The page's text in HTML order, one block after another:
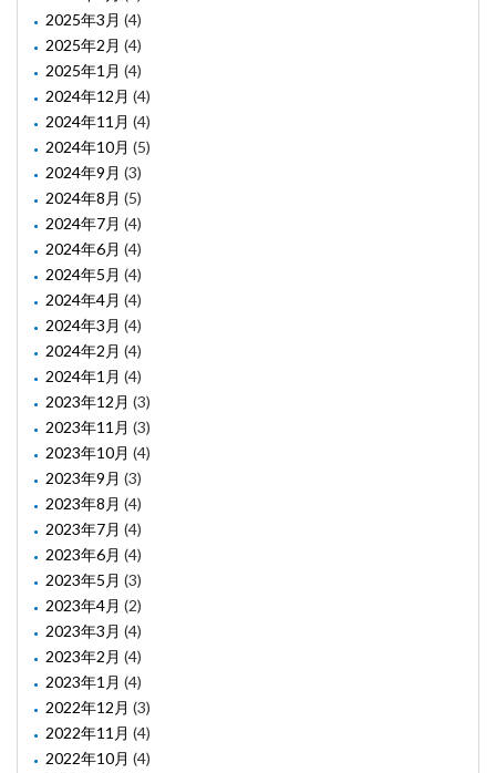
2025年3月 (4)
2025年2月 (4)
2025年1月 (4)
2024年12月 (4)
2024年11月 (4)
2024年10月 (5)
2024年9月 (3)
2024年8月 (5)
2024年7月 (4)
2024年6月 (4)
2024年5月 (4)
2024年4月 (4)
2024年3月 (4)
2024年2月 (4)
2024年1月 (4)
2023年12月 (3)
2023年11月 (3)
2023年10月 (4)
2023年9月 (3)
2023年8月 (4)
2023年7月 (4)
2023年6月 (4)
2023年5月 (3)
2023年4月 (2)
2023年3月 (4)
2023年2月 (4)
2023年1月 (4)
2022年12月 (3)
2022年11月 (4)
2022年10月 (4)